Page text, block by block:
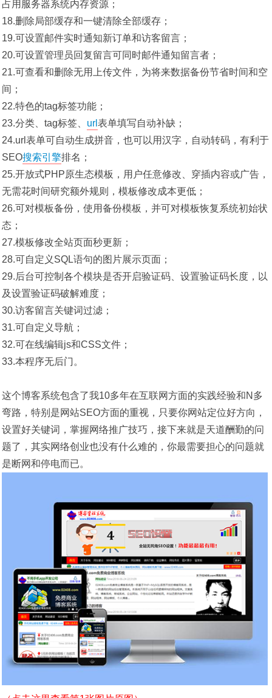
占用服务器系统内存资源；
18.删除局部缓存和一键清除全部缓存；
19.可设置邮件实时通知新订单和访客留言；
20.可设置管理员回复留言可同时邮件通知留言者；
21.可查看和删除无用上传文件，为将来数据备份节省时间和空
间；
22.特色的tag标签功能；
23.分类、tag标签、 url 表单填写自动补缺；
24.url表单可自动生成拼音，也可以用汉字，自动转码，有利于
SEO搜索引擎排名；
25.开放式PHP原生态模板，用户任意修改、穿插内容或广告，
无需花时间研究额外规则，模板修改成本更低；
26.可对模板备份，使用备份模板，并可对模板恢复系统初始状
态；
27.模板修改全站页面秒更新；
28.可自定义SQL语句的图片展示页面；
29.后台可控制各个模块是否开启验证码、设置验证码长度，以
及设置验证码破解难度；
30.访客留言关键词过滤；
31.可自定义导航；
32.可在线编辑js和CSS文件；
33.本程序无后门。
这个博客系统包含了我10多年在互联网方面的实践经验和N多
弯路，特别是网站SEO方面的重视，只要你网站定位好方向，
设置好关键词，掌握网络推广技巧，接下来就是天道酬勤的问
题了，其实网络创业也没有什么难的，你最需要担心的问题就
是断网和停电而已。